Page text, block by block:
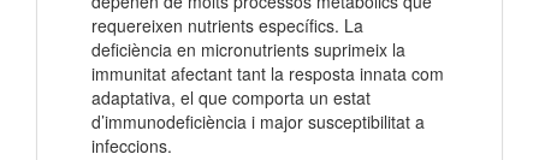
requereixen nutrients específics. La
deficiència en micronutrients suprimeix la
immunitat afectant tant la resposta innata com
adaptativa, el que comporta un estat
d’immunodeficiència i major susceptibilitat a
infeccions.